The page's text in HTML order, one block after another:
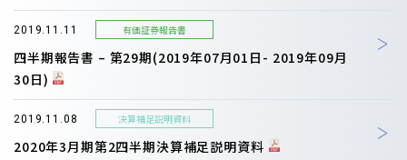
2019.11.11 有価証券報告書
四半期報告書 – 第29期(2019年07月01日- 2019年09月
30日)
2019.11.08 決算補足説明資料
2020年3月期第2四半期決算補足説明資料